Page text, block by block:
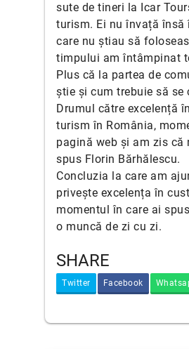
sute de tineri la Icar
turism. Ei nu învață
care nu știau să
timpului am întâmpinat
Plus că la partea de
știe și cum trebuie să se
Drumul către excelență
turism în România,
pagină web și am zis că
spus Florin Bărhălescu.
Concluzia la care am
privește excelența în
momentul în care ai
o muncă de zi cu zi.
SHARE
Twitter Facebook